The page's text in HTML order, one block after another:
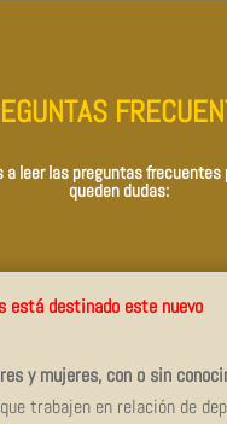
a leer las preguntas frecuentes
queden dudas:
está destinado este nuevo
y mujeres, con o sin
trabajen en relación de